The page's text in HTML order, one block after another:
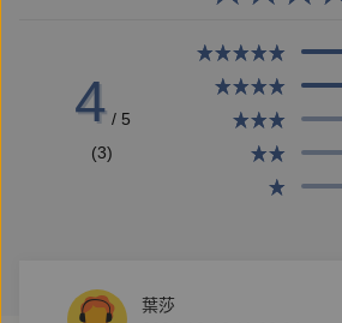
4 / 5
(3)
葉莎